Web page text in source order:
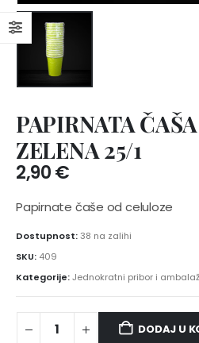
PAPIRNATA
ZELENA 25/1
2,90€
Papirnate čaše od celuloze
Dostupnost:38 na zalihi
SKU: 409
Kategorije:Jednokratni pribor i
DODAJ U